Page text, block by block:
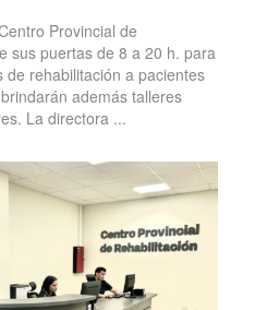
Provincial de
sus puertas de 8 a 20 h. para
rehabilitación a pacientes
además talleres
La directora ...